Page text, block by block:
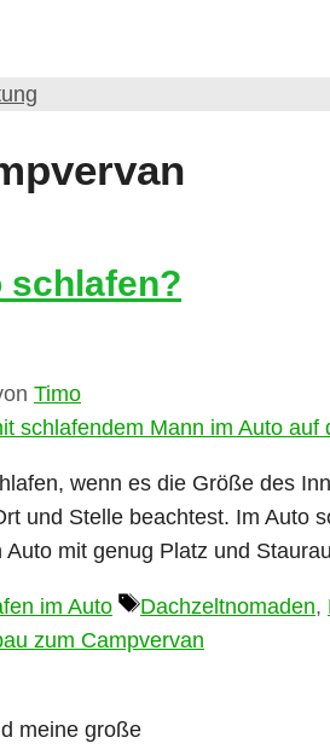
schlafen?
Timo
wenn es die Größe des
und Stelle beachtest. Im Auto
Auto mit genug Platz und
im Auto Schlagwörter
Dachzeltnomaden,
zum Campvervan
meine große